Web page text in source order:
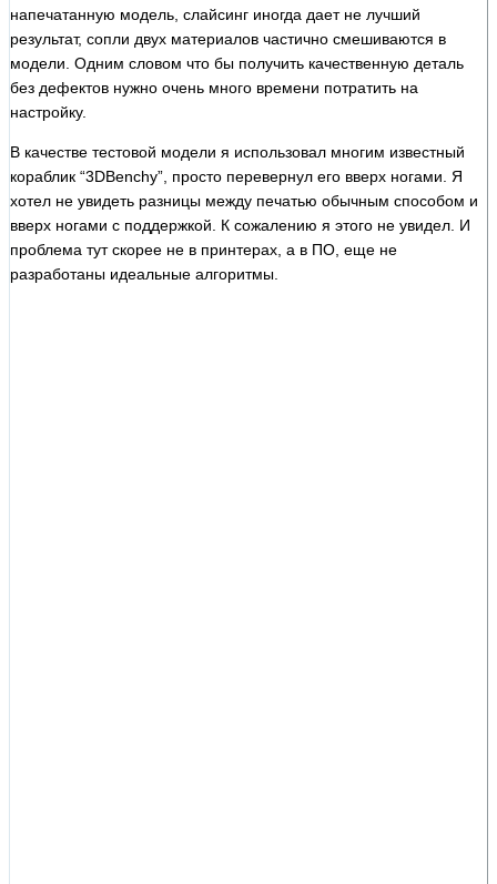
напечатанную модель, слайсинг иногда дает не лучший
результат, сопли двух материалов частично смешиваются в
модели. Одним словом что бы получить качественную деталь
без дефектов нужно очень много времени потратить на
настройку.
В качестве тестовой модели я использовал многим известный
кораблик “3DBenchy”, просто перевернул его вверх ногами. Я
хотел не увидеть разницы между печатью обычным способом и
вверх ногами с поддержкой. К сожалению я этого не увидел. И
проблема тут скорее не в принтерах, а в ПО, еще не
разработаны идеальные алгоритмы.